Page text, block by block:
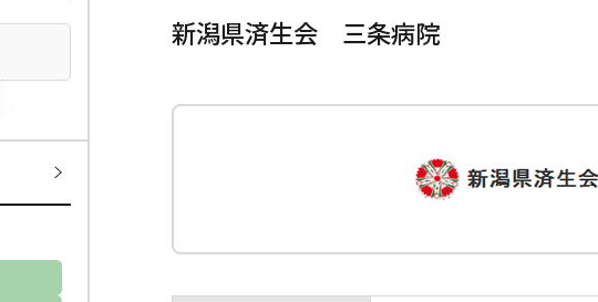
新潟県済生会 三条病院